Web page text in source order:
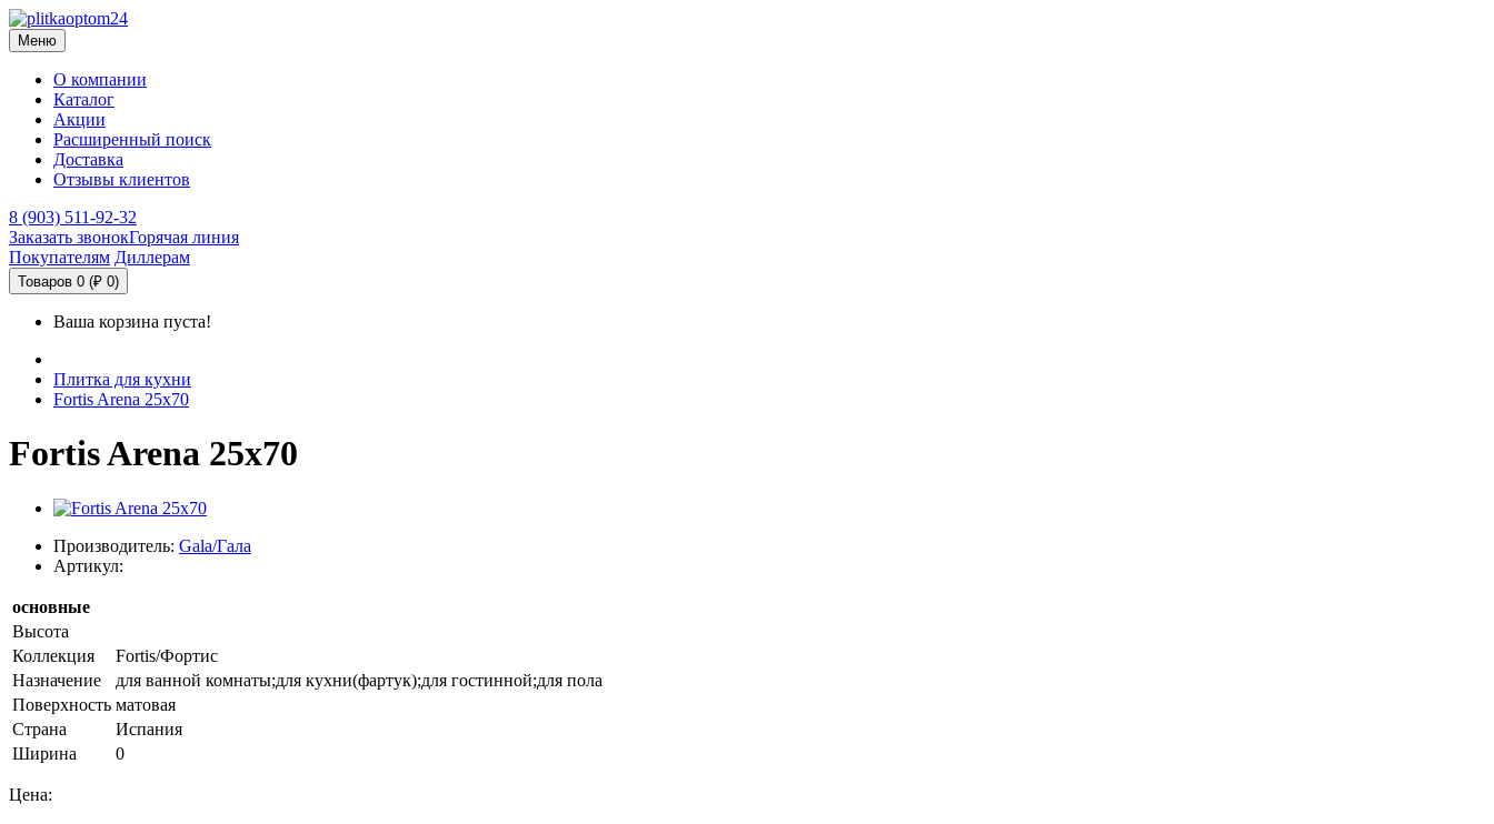
Меню
О компании
Каталог
Акции
Расширенный поиск
Доставка
Отзывы клиентов
8 (903) 511-92-32
Заказать звонокГорячая линия
Покупателям Диллерам
Товаров 0 (₽ 0)
Ваша корзина пуста!
Плитка для кухни
Fortis Arena 25x70
Fortis Arena 25x70
Производитель: Gala/Гала
Артикул:
основные
Высота
Коллекция
Fortis/Фортис
Назначение
для ванной комнаты;для кухни(фартук);для гостинной;для пола
Поверхность матовая
Страна
Испания
Ширина
0
Цена: